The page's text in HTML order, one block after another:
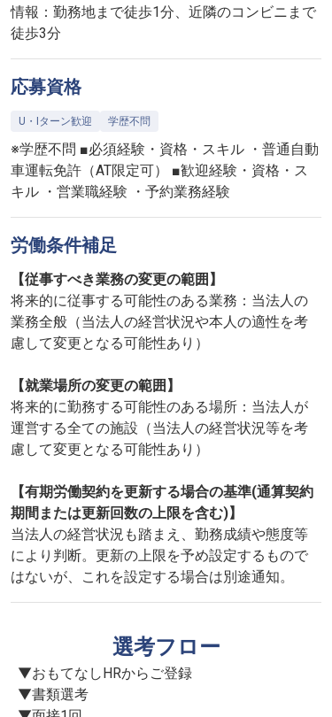
情報：勤務地まで徒歩1分、近隣のコンビニまで
徒歩3分
応募資格
U・Iターン歓迎 学歴不問
※学歴不問 ■必須経験・資格・スキル ・普通自動
車運転免許（AT限定可） ■歓迎経験・資格・ス
キル ・営業職経験 ・予約業務経験
労働条件補足
【従事すべき業務の変更の範囲】
将来的に従事する可能性のある業務：当法人の
業務全般（当法人の経営状況や本人の適性を考
慮して変更となる可能性あり）
【就業場所の変更の範囲】
将来的に勤務する可能性のある場所：当法人が
運営する全ての施設（当法人の経営状況等を考
慮して変更となる可能性あり）
【有期労働契約を更新する場合の基準(通算契約
期間または更新回数の上限を含む)】
当法人の経営状況も踏まえ、勤務成績や態度等
により判断。更新の上限を予め設定するもので
はないが、これを設定する場合は別途通知。
選考フロー
▼おもてなしHRからご登録
▼書類選考